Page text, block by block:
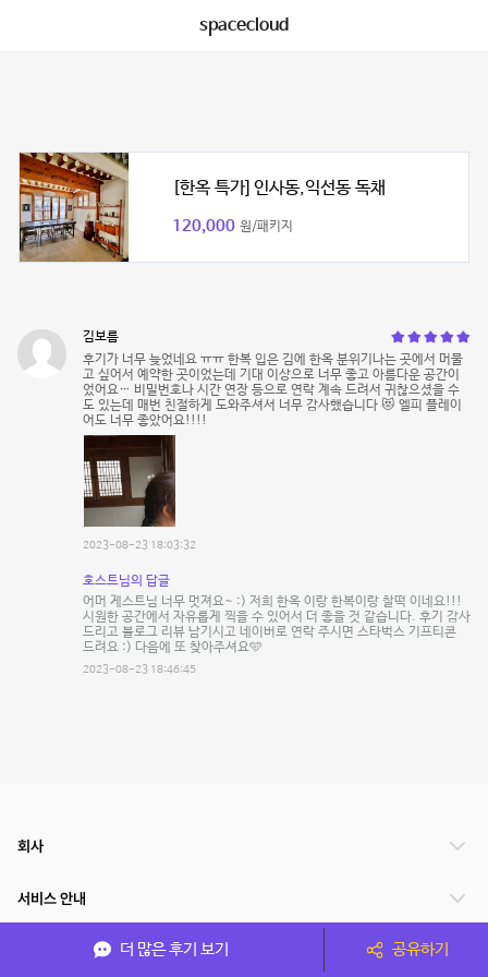
spacecloud
[한옥 특가] 인사동,익선동 독채
120,000 원/패키지
김보름
후기가 너무 늦었네요 ㅠㅠ 한복 입은 김에 한옥 분위기나는 곳에서 머물
고 싶어서 예약한 곳이었는데 기대 이상으로 너무 좋고 아름다운 공간이
었어요… 비밀번호나 시간 연장 등으로 연락 계속 드려서 귀찮으셨을 수
도 있는데 매번 친절하게 도와주셔서 너무 감사했습니다 😻 엘피 플레이
어도 너무 좋았어요!!!!
2023-08-23 18:03:32
호스트님의 답글
어머 게스트님 너무 멋져요~ :) 저희 한옥 이랑 한복이랑 찰떡 이네요!!!
시원한 공간에서 자유롭게 찍을 수 있어서 더 좋을 것 같습니다. 후기 감사
드리고 블로그 리뷰 남기시고 네이버로 연락 주시면 스타벅스 기프티콘
드려요 :) 다음에 또 찾아주셔요🩵
2023-08-23 18:46:45
더 많은 후기 보기 공유하기
회사
서비스 안내